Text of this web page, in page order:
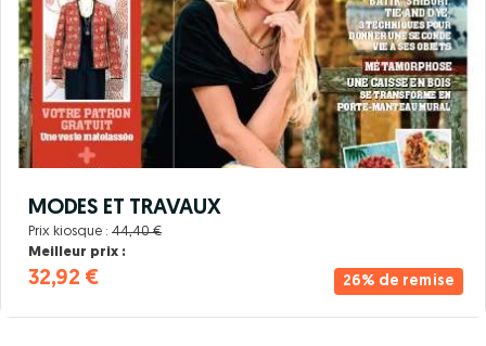
26% de remise
MODES ET TRAVAUX
Prix kiosque : 44,40 €
Meilleur prix :
32,92 €